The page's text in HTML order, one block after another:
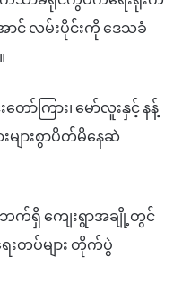
ောင် လမ်းပိုင်းကို ဒေသခံ
ာ်ကြား၊ မော်လူးနှင့် နန့်
များစွာပိတ်မိနေဆဲ
က်ရှိ ကျေးရွာအချို့တွင်
တပ်များ တိုက်ပွဲ